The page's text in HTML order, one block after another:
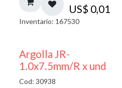
US$ 0,01
Inventario: 167530
Argolla JR-
1.0x7.5mm/R x und
Cod: 30938